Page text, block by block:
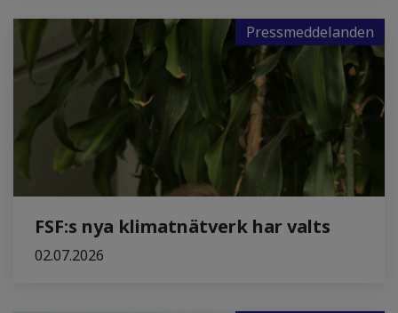
Pressmeddelanden
FSF:s nya klimatnätverk har valts
02.07.2026